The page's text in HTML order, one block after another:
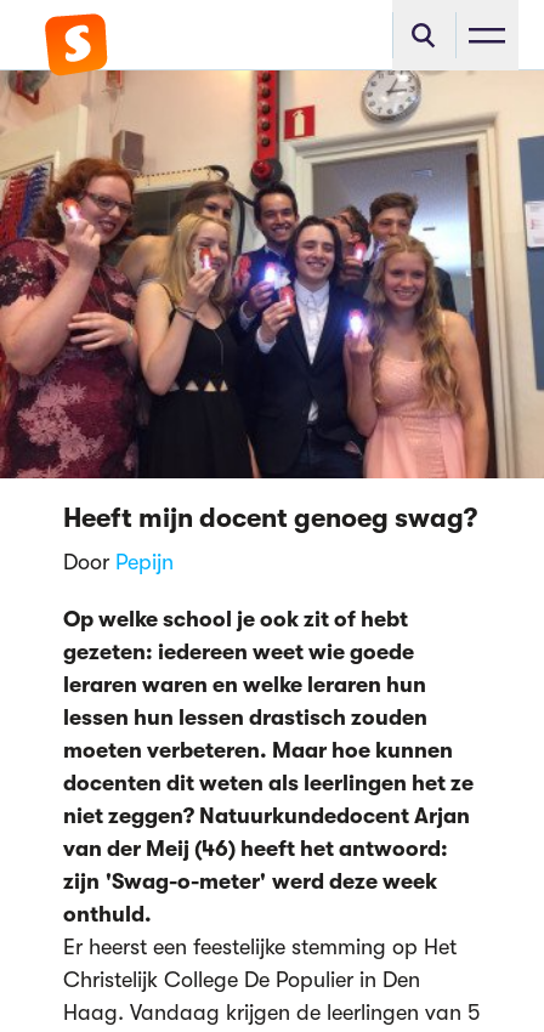
Heeft mijn docent genoeg swag?
Door Pepijn
Op welke school je ook zit of hebt
gezeten: iedereen weet wie goede
leraren waren en welke leraren hun
lessen hun lessen drastisch zouden
moeten verbeteren. Maar hoe kunnen
docenten dit weten als leerlingen het ze
niet zeggen? Natuurkundedocent Arjan
van der Meij (46) heeft het antwoord:
zijn 'Swag-o-meter' werd deze week
onthuld.
Er heerst een feestelijke stemming op Het
Christelijk College De Populier in Den
Haag. Vandaag krijgen de leerlingen van 5